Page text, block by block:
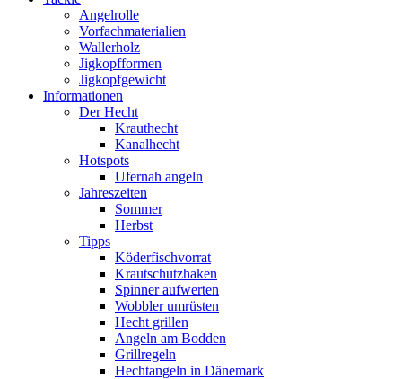
Angelrolle
Vorfachmaterialien
Wallerholz
Jigkopfformen
Jigkopfgewicht
Informationen
Der Hecht
Krauthecht
Kanalhecht
Hotspots
Ufernah angeln
Jahreszeiten
Sommer
Herbst
Tipps
Köderfischvorrat
Krautschutzhaken
Spinner aufwerten
Wobbler umrüsten
Hecht grillen
Angeln am Bodden
Grillregeln
Hechtangeln in Dänemark